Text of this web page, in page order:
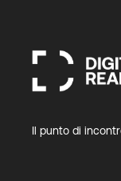
Il punto di